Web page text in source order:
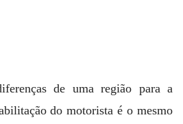
de uma região para a
do motorista é o mesmo